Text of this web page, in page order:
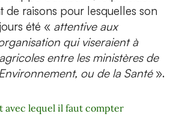
de raisons pour lesquelles son
été « attentive aux
qui viseraient à
entre les ministères de
ou de la Santé».
avec lequel il faut compter